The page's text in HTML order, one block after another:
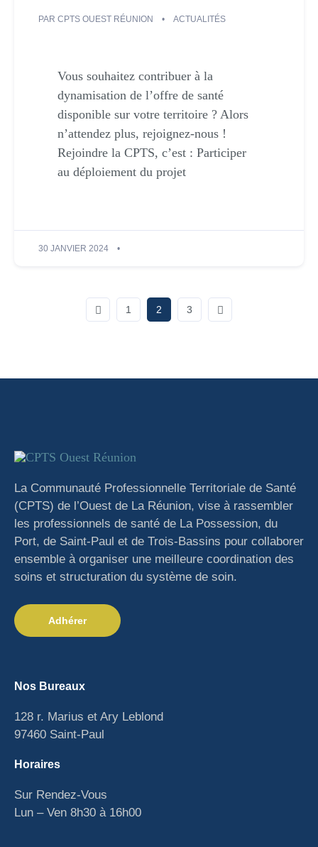
PAR CPTS OUEST RÉUNION ACTUALITÉS
Vous souhaitez contribuer à la
dynamisation de l’offre de santé
disponible sur votre territoire ? Alors
n’attendez plus, rejoignez-nous !
Rejoindre la CPTS, c’est : Participer
au déploiement du projet
30 JANVIER 2024
1 2 3
La Communauté Professionnelle Territoriale de Santé
(CPTS) de l’Ouest de La Réunion, vise à rassembler
les professionnels de santé de La Possession, du
Port, de Saint-Paul et de Trois-Bassins pour collaborer
ensemble à organiser une meilleure coordination des
soins et structuration du système de soin.
Adhérer
Nos Bureaux
128 r. Marius et Ary Leblond
97460 Saint-Paul
Horaires
Sur Rendez-Vous
Lun – Ven 8h30 à 16h00